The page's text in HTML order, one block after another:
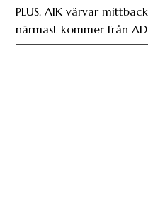
PLUS. AIK värvar
närmast kommer från